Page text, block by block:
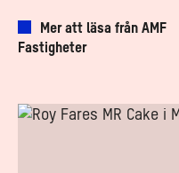
Mer att läsa från AMF
Fastigheter
MR